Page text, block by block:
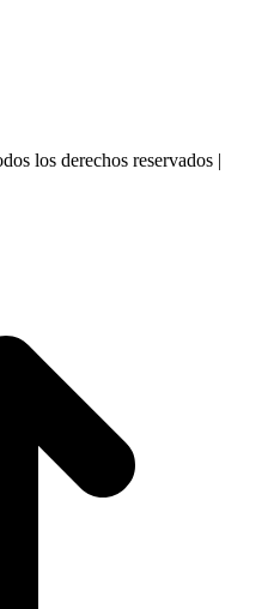
los derechos reservados |